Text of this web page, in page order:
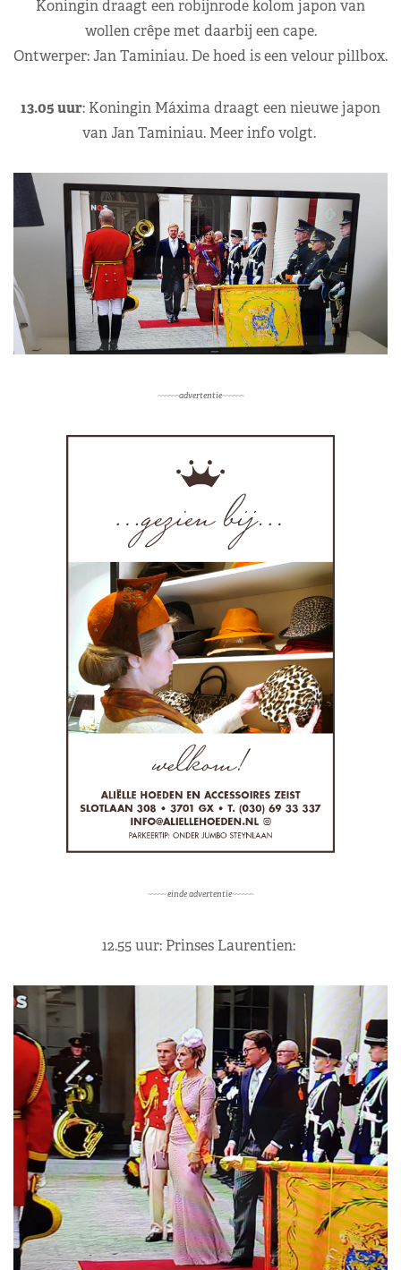
Koningin draagt een robijnrode kolom japon van
wollen crêpe met daarbij een cape.
Ontwerper: Jan Taminiau. De hoed is een velour pillbox.
13.05 uur: Koningin Máxima draagt een nieuwe japon
van Jan Taminiau. Meer info volgt.
~~~~~~advertentie~~~~~~
~~~~~ einde advertentie~~~~~~
12.55 uur: Prinses Laurentien: